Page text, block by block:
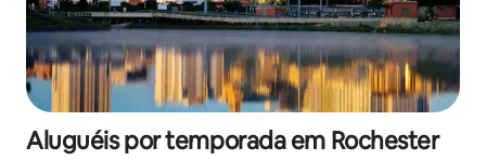
Aluguéis por temporada em Rochester